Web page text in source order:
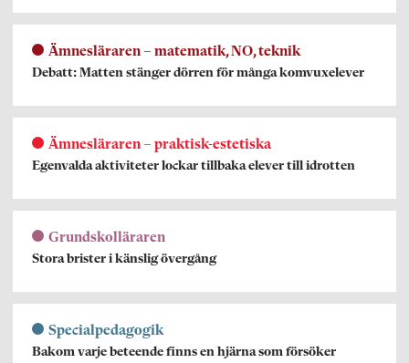
Ämnesläraren – matematik, NO, teknik
Debatt: Matten stänger dörren för många komvuxelever
Ämnesläraren – praktisk-estetiska
Egenvalda aktiviteter lockar tillbaka elever till idrotten
Grundskolläraren
Stora brister i känslig övergång
Specialpedagogik
Bakom varje beteende finns en hjärna som försöker